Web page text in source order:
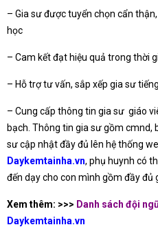
– Gia sư được tuyển chọn cẩn
học
– Cam kết đạt hiệu quả trong thời
– Hỗ trợ tư vấn, sắp xếp gia sư
– Cung cấp thông tin gia sư giáo
bạch. Thông tin gia sư gồm cmnd,
sư cập nhật đầy đủ lên hệ thống
Daykemtainha.vn, phụ huynh có
đến dạy cho con mình gồm đầy đủ
Xem thêm: >>> Danh sách đội
Daykemtainha.vn